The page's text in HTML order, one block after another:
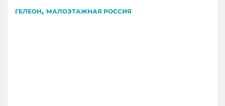
ГЕЛЕОН, МАЛОЭТАЖНАЯ РОССИЯ